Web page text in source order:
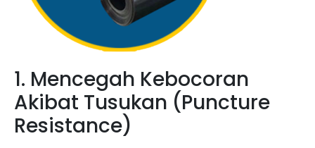
1. Mencegah Kebocoran
Akibat Tusukan (Puncture
Resistance)